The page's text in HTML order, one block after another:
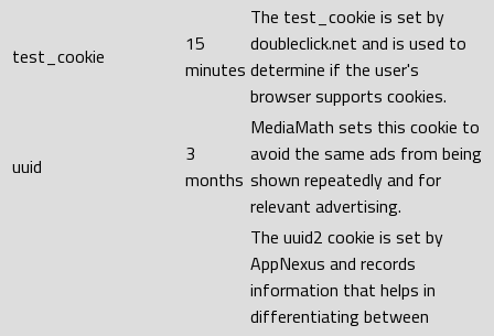
test_cookie
15
minutes
The test_cookie is set by
doubleclick.net and is used to
determine if the user's
browser supports cookies.
uuid
3
months
MediaMath sets this cookie to
avoid the same ads from being
shown repeatedly and for
relevant advertising.
The uuid2 cookie is set by
AppNexus and records
information that helps in
differentiating between